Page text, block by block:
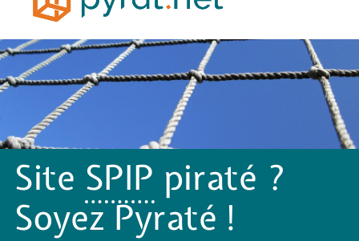
Site SPIP piraté ?
Soyez Pyraté !